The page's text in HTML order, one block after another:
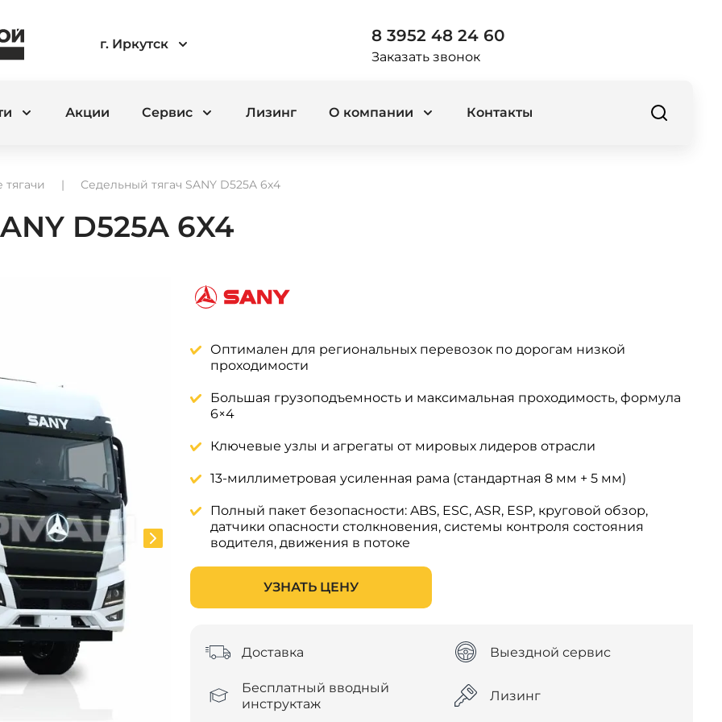
г. Иркутск 8 3952 48 24 60
Заказать звонок
Акции Сервис Лизинг О компании Контакты
Седельный тягач SANY D525A 6x4
D525A 6X4
Оптимален для региональных перевозок по дорогам низкой
проходимости
Большая грузоподъемность и максимальная проходимость, формула
6×4
Ключевые узлы и агрегаты от мировых лидеров отрасли
13-миллиметровая усиленная рама (стандартная 8 мм + 5 мм)
Полный пакет безопасности: ABS, ESC, ASR, ESP, круговой обзор,
датчики опасности столкновения, системы контроля состояния
водителя, движения в потоке
УЗНАТЬ ЦЕНУ
Доставка Выездной сервис
Бесплатный вводный
инструктаж
Лизинг